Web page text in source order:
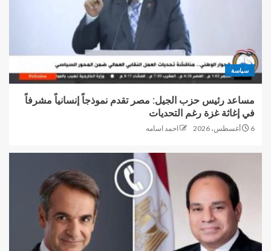
سياسة
مساعد رئيس حزب الجيل: مصر تقدم نموذجاً إنسانياً مشرفاً
في إغاثة غزة رغم التحديات
6 أغسطس، 2026 احمد اسامه